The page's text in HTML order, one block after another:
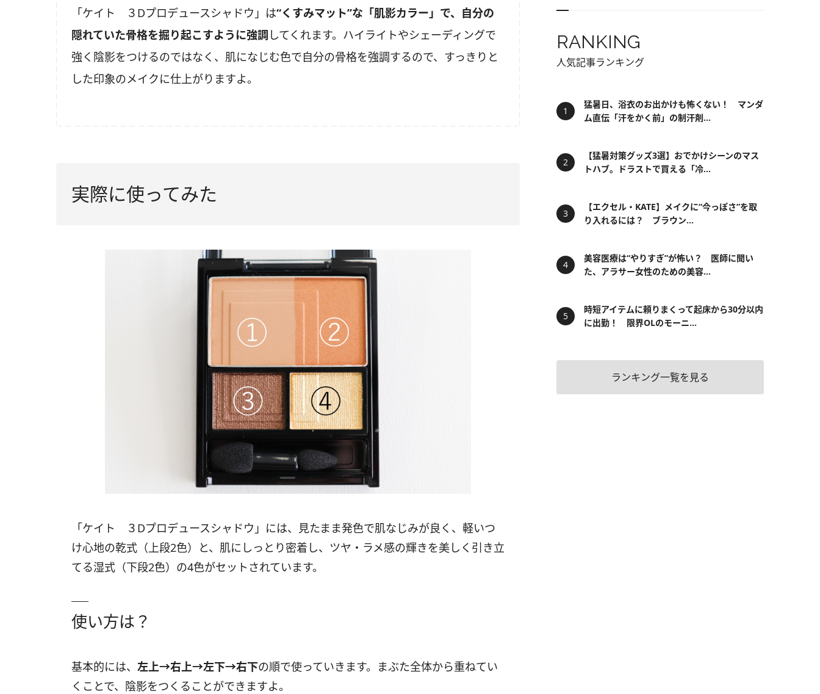
「ケイト ３Dプロデュースシャドウ」は“くすみマット”な「肌影カラー」で、自分の
隠れていた骨格を掘り起こすように強調 してくれます。ハイライトやシェーディングで
強く陰影をつけるのではなく、肌になじむ色で自分の骨格を強調するので、すっきりと
した印象のメイクに仕上がりますよ。
実際に使ってみた
「ケイト ３Dプロデュースシャドウ」には、見たまま発色で肌なじみが良く、軽いつ
け心地の乾式（上段2色）と、肌にしっとり密着し、ツヤ・ラメ感の輝きを美しく引き立
てる湿式（下段2色）の4色がセットされています。
使い方は？
基本的には、 左上→右上→左下→右下の順で使っていきます。まぶた全体から重ねてい
くことで、陰影をつくることができますよ。
RANKING
人気記事ランキング
猛暑日、浴衣のお出かけも怖くない！ マンダ
ム直伝「汗をかく前」の制汗剤...
【猛暑対策グッズ3選】おでかけシーンのマス
トハブ。ドラストで買える「冷...
【エクセル・KATE】メイクに“今っぽさ”を取
り入れるには？ ブラウン...
美容医療は“やりすぎ”が怖い？ 医師に聞い
た、アラサー女性のための美容...
時短アイテムに頼りまくって起床から30分以内
に出勤！ 限界OLのモーニ...
ランキング一覧を見る